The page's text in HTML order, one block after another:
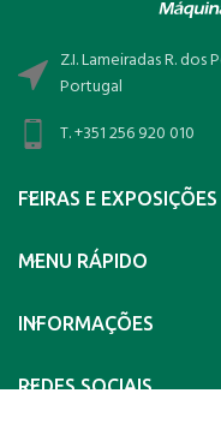
Z.I. Lameiradas R.
Portugal
T. +351 256 920 010
FEIRAS E EXPOSIÇÕES
MENU RÁPIDO
INFORMAÇÕES
REDES SOCIAIS